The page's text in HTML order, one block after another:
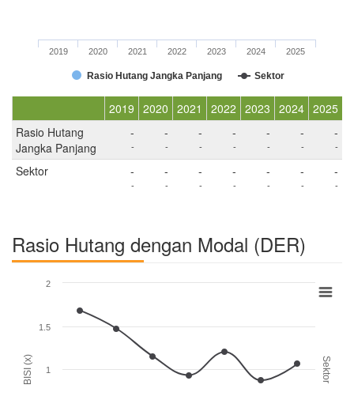
Rasio Hutang Jangka Panjang Sektor
2019 2020 2021 2022 2023 2024 2025
2019 2020 2021 2022 2023 2024 2025
Rasio Hutang
Jangka Panjang
-
-
-
-
-
-
-
-
-
-
-
-
-
-
Sektor -
-
-
-
-
-
-
-
-
-
-
-
-
-
Rasio Hutang dengan Modal (DER)
BISI (x) Sektor
1
1.5
2